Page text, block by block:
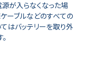
源が入らなくなった場
ーブルなどのすべての
はバッテリーを取り外